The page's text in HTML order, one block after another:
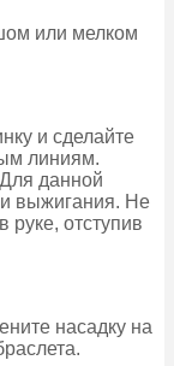
или мелком
и сделайте
линиям.
данной
выжигания. Не
руке, отступив
насадку на